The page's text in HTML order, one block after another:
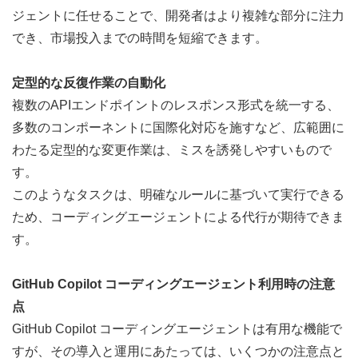
ジェントに任せることで、開発者はより複雑な部分に注力
でき、市場投入までの時間を短縮できます。
定型的な反復作業の自動化
複数のAPIエンドポイントのレスポンス形式を統一する、
多数のコンポーネントに国際化対応を施すなど、広範囲に
わたる定型的な変更作業は、ミスを誘発しやすいもので
す。
このようなタスクは、明確なルールに基づいて実行できる
ため、コーディングエージェントによる代行が期待できま
す。
GitHub Copilot コーディングエージェント利用時の注意
点
GitHub Copilot コーディングエージェントは有用な機能で
すが、その導入と運用にあたっては、いくつかの注意点と